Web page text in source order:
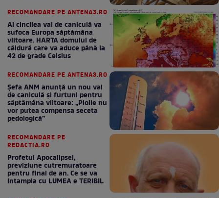
RECOMANDARE PE ANTENA3.RO
Al cincilea val de caniculă va
sufoca Europa săptămâna
viitoare. HARTA domului de
căldură care va aduce până la
42 de grade Celsius
RECOMANDARE PE ANTENA3.RO
Șefa ANM anunță un nou val
de caniculă și furtuni pentru
săptămâna viitoare: „Ploile nu
vor putea compensa seceta
pedologică”
RECOMANDARE PE
REDACTIA.RO
Profetul Apocalipsei,
previziune cutremuratoare
pentru final de an. Ce se va
intampla cu LUMEA e TERIBIL